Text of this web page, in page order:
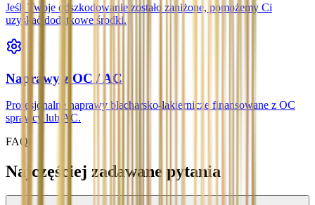
Jeśli Twoje odszkodowanie zostało zaniżone, pomożemy Ci
uzyskać dodatkowe środki.
Naprawy z OC / AC
Profesjonalne naprawy blacharsko-lakiernicze finansowane z OC
sprawcy lub AC.
FAQ
Najczęściej zadawane pytania